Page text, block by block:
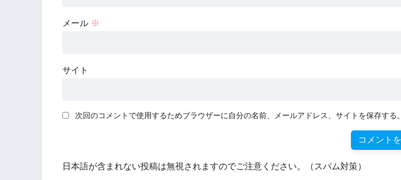
メール ※
サイト
次回のコメントで使用するためブラウザーに自分の名前、メールアドレス、サイトを保存する。
日本語が含まれない投稿は無視されますのでご注意ください。（スパム対策）